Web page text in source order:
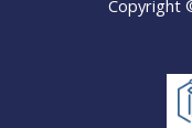
Copyright